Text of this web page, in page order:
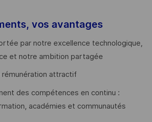
vos avantages
par notre excellence technologique,
et notre ambition partagée
rémunération attractif
des compétences en continu :
académies et communautés